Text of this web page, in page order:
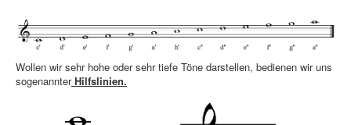
Wollen wir sehr hohe oder sehr tiefe Töne darstellen, bedienen wir uns
sogenannterHilfslinien.